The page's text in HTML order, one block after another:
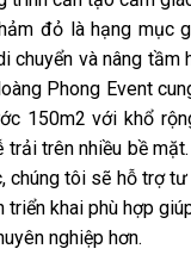
đỏ là hạng mục
chuyển và nâng tầm
Phong Event
150m2 với khổ
trải trên nhiều bề
chúng tôi sẽ hỗ trợ
triển khai phù hợp
nghiệp hơn.